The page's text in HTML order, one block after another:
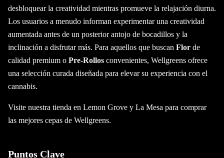
desbloquear la creatividad mientras promueve la relajación diurna.
Los usuarios a menudo informan experimentar una creatividad
aumentada antes de un posterior antojo de bocadillos y la
inclinación a disfrutar más. Para aquellos que buscan Flor de
calidad premium o Pre-Rollos convenientes, Wellgreens ofrece
una selección curada diseñada para elevar su experiencia con el
cannabis.
Visite nuestra tienda en Lemon Grove y La Mesa para comprar
las mejores cepas de Wellgreens.
Puntos Clave